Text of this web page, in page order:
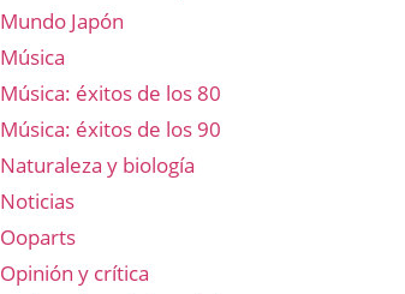
Mundo Japón
Música
Música: éxitos de los 80
Música: éxitos de los 90
Naturaleza y biología
Noticias
Ooparts
Opinión y crítica